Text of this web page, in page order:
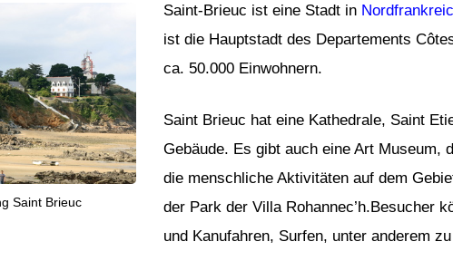
Saint Brieuc
Saint-Brieuc ist eine Stadt in
ist die Hauptstadt des Departements
ca. 50.000 Einwohnern.
Saint Brieuc hat eine Kathedrale, Saint
Gebäude. Es gibt auch eine Art Museum,
die menschliche Aktivitäten auf dem
der Park der Villa Rohannec’h.Besucher
und Kanufahren, Surfen, unter anderem